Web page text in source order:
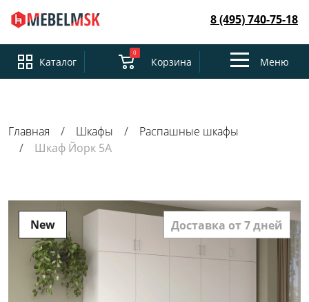
8 (495) 740-75-18
Каталог
0
Корзина
ToggleМеню
Главная Шкафы
Распашные шкафы
Шкаф Йорк 5А
New Доставка от 7 дней